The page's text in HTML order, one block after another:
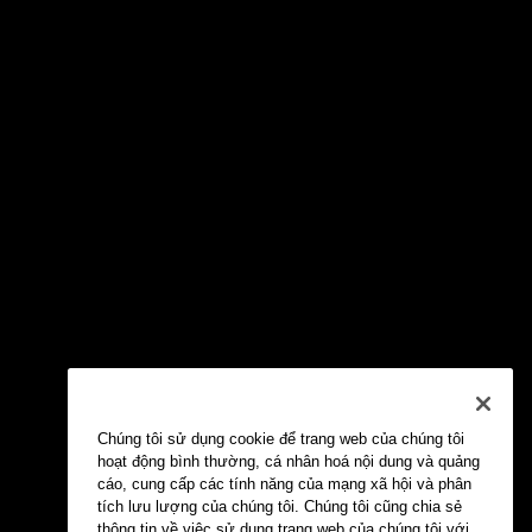
Chúng tôi sử dụng cookie để trang web của chúng tôi
hoạt động bình thường, cá nhân hoá nội dung và quảng
cáo, cung cấp các tính năng của mạng xã hội và phân
tích lưu lượng của chúng tôi. Chúng tôi cũng chia sẻ